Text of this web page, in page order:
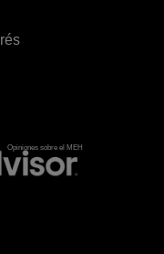
Opiniones sobre el MEH